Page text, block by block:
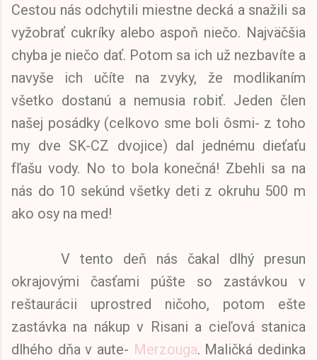
Cestou nás odchytili miestne decká a snažili sa
vyžobrať cukríky alebo aspoň niečo. Najväčšia
chyba je niečo dať. Potom sa ich už nezbavíte a
navyše ich učíte na zvyky, že modlikaním
všetko dostanú a nemusia robiť. Jeden člen
našej posádky (celkovo sme boli ôsmi- z toho
my dve SK-CZ dvojice) dal jednému dieťaťu
fľašu vody. No to bola konečná! Zbehli sa na
nás do 10 sekúnd všetky deti z okruhu 500 m
ako osy na med!
V tento deň nás čakal dlhý presun
okrajovými časťami púšte so zastávkou v
reštaurácii uprostred ničoho, potom ešte
zastávka na nákup v Risani a cieľová stanica
dlhého dňa v aute- Merzouga. Maličká dedinka